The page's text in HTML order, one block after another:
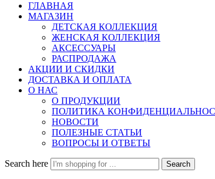
ГЛАВНАЯ
МАГАЗИН
ДЕТСКАЯ КОЛЛЕКЦИЯ
ЖЕНСКАЯ КОЛЛЕКЦИЯ
АКСЕССУАРЫ
РАСПРОДАЖА
АКЦИИ И СКИДКИ
ДОСТАВКА И ОПЛАТА
О НАС
О ПРОДУКЦИИ
ПОЛИТИКА
НОВОСТИ
ПОЛЕЗНЫЕ СТАТЬИ
ВОПРОСЫ И ОТВЕТЫ
Search here Search